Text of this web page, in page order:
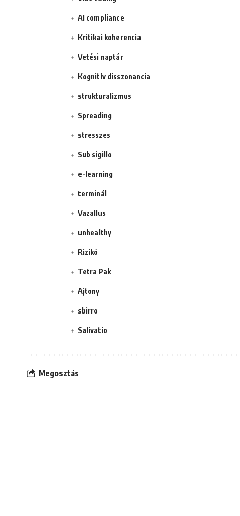
AI compliance
Kritikai koherencia
Vetési naptár
Kognitív disszonancia
strukturalizmus
Spreading
stresszes
Sub sigillo
e-learning
terminál
Vazallus
unhealthy
Rizikó
Tetra Pak
Ajtony
sbirro
Salivatio
Megosztás